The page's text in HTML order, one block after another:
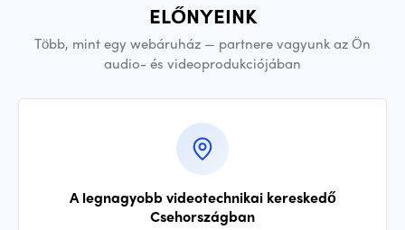
ELŐNYEINK
Több, mint egy webáruház — partnere vagyunk az Ön
audio- és videoprodukciójában
A legnagyobb videotechnikai kereskedő
Csehországban